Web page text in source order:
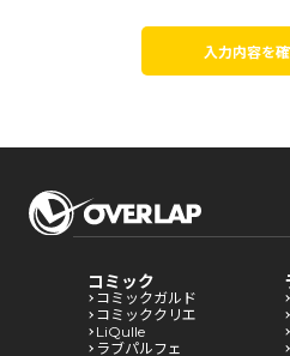
入力内容を
コミック
コミックガルド
コミッククリエ
LiQulle
ラブパルフェ